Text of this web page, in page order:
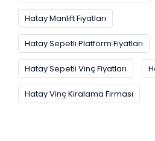
Hatay Manlift Fiyatları
Hatay Sepetli Platform Fiyatları
Hatay Sepetli Vinç Fiyatları
Hatay Vinç Kiralama Firması